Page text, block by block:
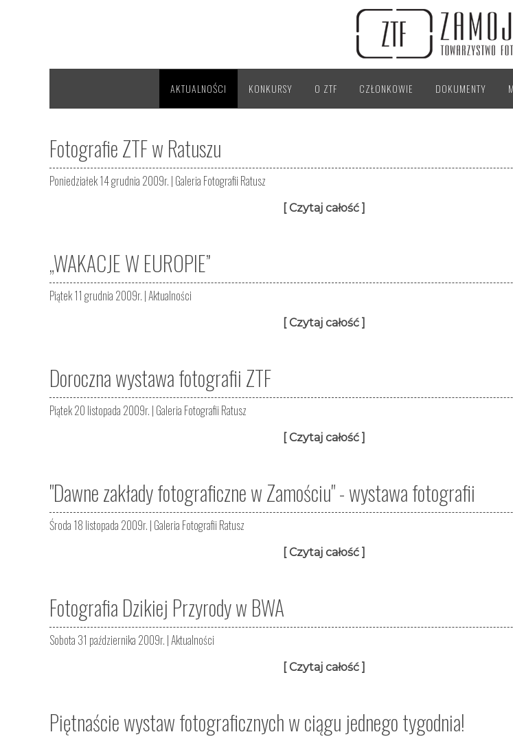
AKTUALNOŚCI KONKURSY O ZTF CZŁONKOWIE DOKUMENTY
Fotografie ZTF w Ratuszu
Poniedziałek 14 grudnia 2009r. | Galeria Fotografii Ratusz
[ Czytaj całość ]
„WAKACJE W EUROPIE”
Piątek 11 grudnia 2009r. |Aktualności
[ Czytaj całość ]
Doroczna wystawa fotografii ZTF
Piątek 20 listopada 2009r. | Galeria Fotografii Ratusz
[ Czytaj całość ]
"Dawne zakłady fotograficzne w Zamościu" - wystawa fotografii
Środa 18 listopada 2009r. | Galeria Fotografii Ratusz
[ Czytaj całość ]
Fotografia Dzikiej Przyrody w BWA
Sobota 31 października 2009r. |Aktualności
[ Czytaj całość ]
Piętnaście wystaw fotograficznych w ciągu jednego tygodnia!